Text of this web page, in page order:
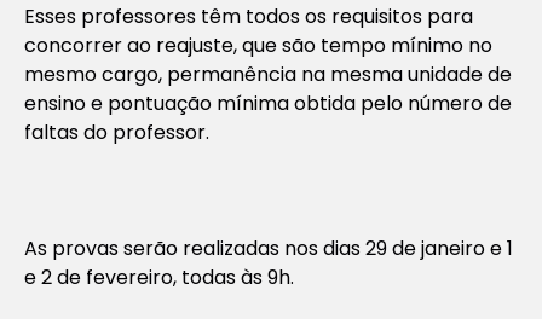
Esses professores têm todos os requisitos para
concorrer ao reajuste, que são tempo mínimo no
mesmo cargo, permanência na mesma unidade de
ensino e pontuação mínima obtida pelo número de
faltas do professor.
As provas serão realizadas nos dias 29 de janeiro e 1
e 2 de fevereiro, todas às 9h.